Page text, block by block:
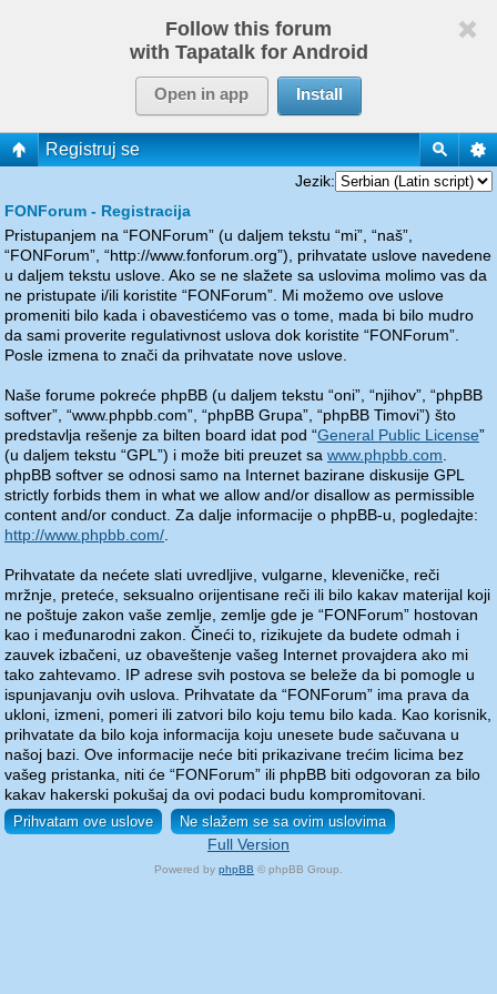
Follow this forum
with Tapatalk for Android
Open in app Install
Registruj se
Jezik:
FONForum - Registracija
Pristupanjem na “FONForum” (u daljem tekstu “mi”, “naš”,
“FONForum”, “http://www.fonforum.org”), prihvatate uslove navedene
u daljem tekstu uslove. Ako se ne slažete sa uslovima molimo vas da
ne pristupate i/ili koristite “FONForum”. Mi možemo ove uslove
promeniti bilo kada i obavestićemo vas o tome, mada bi bilo mudro
da sami proverite regulativnost uslova dok koristite “FONForum”.
Posle izmena to znači da prihvatate nove uslove.
Naše forume pokreće phpBB (u daljem tekstu “oni”, “njihov”, “phpBB
softver”, “www.phpbb.com”, “phpBB Grupa”, “phpBB Timovi”) što
predstavlja rešenje za bilten board idat pod “General Public License”
(u daljem tekstu “GPL”) i može biti preuzet sa www.phpbb.com
phpBB softver se odnosi samo na Internet bazirane diskusije GPL
strictly forbids them in what we allow and/or disallow as permissible
content and/or conduct. Za dalje informacije o phpBB-u, pogledajte:
http://www.phpbb.com/
Prihvatate da nećete slati uvredljive, vulgarne, kleveničke, reči
mržnje, preteće, seksualno orijentisane reči ili bilo kakav materijal koji
ne poštuje zakon vaše zemlje, zemlje gde je “FONForum” hostovan
kao i međunarodni zakon. Čineći to, rizikujete da budete odmah i
zauvek izbačeni, uz obaveštenje vašeg Internet provajdera ako mi
tako zahtevamo. IP adrese svih postova se beleže da bi pomogle u
ispunjavanju ovih uslova. Prihvatate da “FONForum” ima prava da
ukloni, izmeni, pomeri ili zatvori bilo koju temu bilo kada. Kao korisnik,
prihvatate da bilo koja informacija koju unesete bude sačuvana u
našoj bazi. Ove informacije neće biti prikazivane trećim licima bez
vašeg pristanka, niti će “FONForum” ili phpBB biti odgovoran za bilo
kakav hakerski pokušaj da ovi podaci budu kompromitovani.
Full Version
Powered by phpBB © phpBB Group.